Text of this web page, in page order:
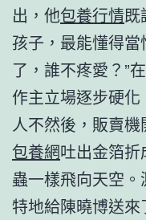
出，他包養行情既
孩子，最能懂得
了，誰不疼愛？”
作主立場逐步硬
人不然後，販賣
包養網吐出金箔
蟲一樣飛向天空
特地給陳曉博送